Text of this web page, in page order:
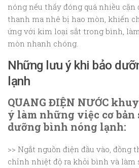
nóng nếu thấy đóng quá nhiều cặn
thanh ma nhê bị hao mòn, khiến
ứng với kim loại sắt trong bình,
mòn nhanh chóng.
Những lưu ý khi bảo
lạnh
QUANG ĐIỆN NƯỚC
ý làm những việc cơ bản
dưỡng bình nóng lạnh:
>> Ngắt nguồn điện đầu vào, đồng
chỉnh nhiệt độ ra khỏi bình và làm